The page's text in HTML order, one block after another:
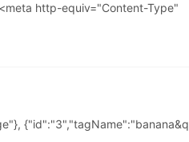
http-equiv="Content-Type"
{"id":"3","tagName":"banana&q